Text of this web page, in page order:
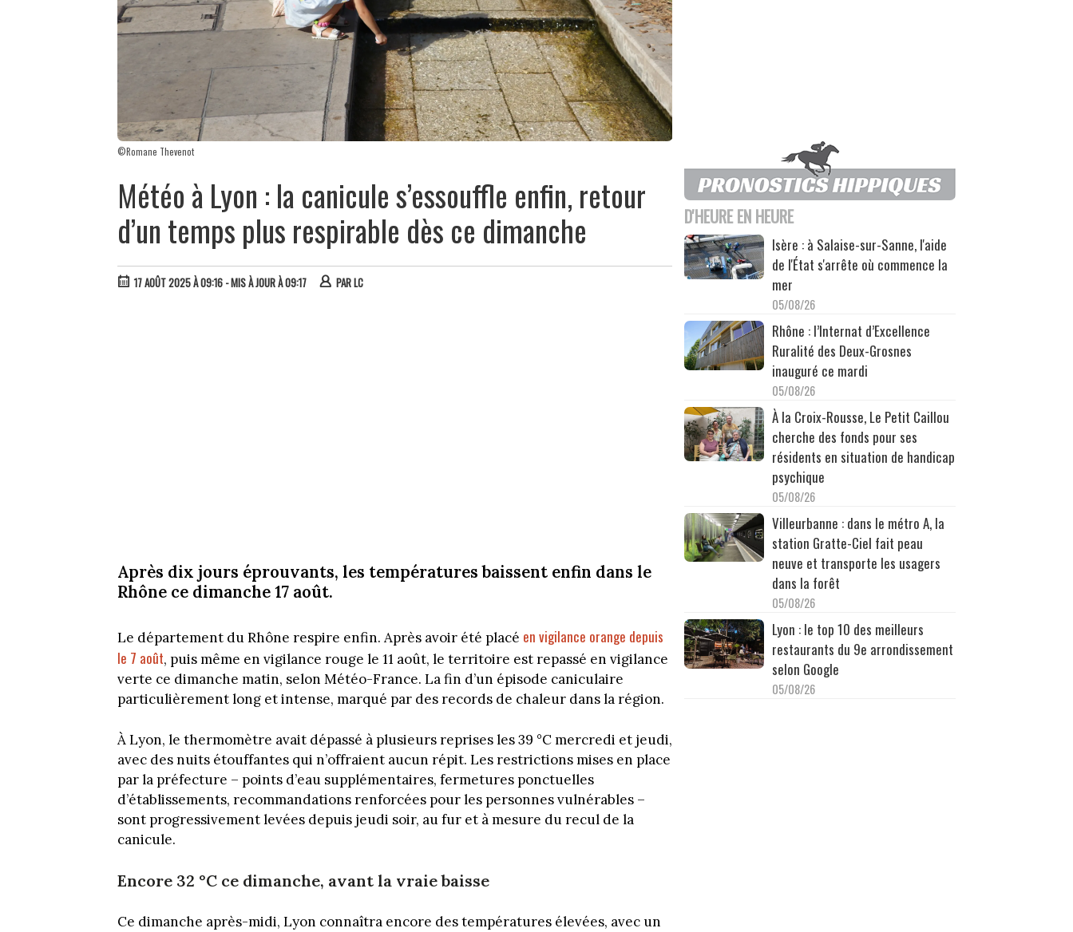
©Romane Thevenot
Météo à Lyon : la canicule s’essouffle enfin, retour
d’un temps plus respirable dès ce dimanche
17 AOÛT 2025 À 09:16 - MIS À JOUR À 09:17 PARLC
Après dix jours éprouvants, les températures baissent enfin dans le
Rhône ce dimanche 17 août.
Le département du Rhône respire enfin. Après avoir été placé en vigilance orange depuis
le 7 août, puis même en vigilance rouge le 11 août, le territoire est repassé en vigilance
verte ce dimanche matin, selon Météo-France. La fin d’un épisode caniculaire
particulièrement long et intense, marqué par des records de chaleur dans la région.
À Lyon, le thermomètre avait dépassé à plusieurs reprises les 39 °C mercredi et jeudi,
avec des nuits étouffantes qui n’offraient aucun répit. Les restrictions mises en place
par la préfecture – points d’eau supplémentaires, fermetures ponctuelles
d’établissements, recommandations renforcées pour les personnes vulnérables –
sont progressivement levées depuis jeudi soir, au fur et à mesure du recul de la
canicule.
Encore 32 °C ce dimanche, avant la vraie baisse
Ce dimanche après-midi, Lyon connaîtra encore des températures élevées, avec un
D'HEURE EN HEURE
Isère : à Salaise-sur-Sanne, l'aide
de l'État s'arrête où commence la
mer
05/08/26
Rhône : l’Internat d’Excellence
Ruralité des Deux-Grosnes
inauguré ce mardi
05/08/26
À la Croix-Rousse, Le Petit Caillou
cherche des fonds pour ses
résidents en situation de handicap
psychique
05/08/26
Villeurbanne : dans le métro A, la
station Gratte-Ciel fait peau
neuve et transporte les usagers
dans la forêt
05/08/26
Lyon : le top 10 des meilleurs
restaurants du 9e arrondissement
selon Google
05/08/26